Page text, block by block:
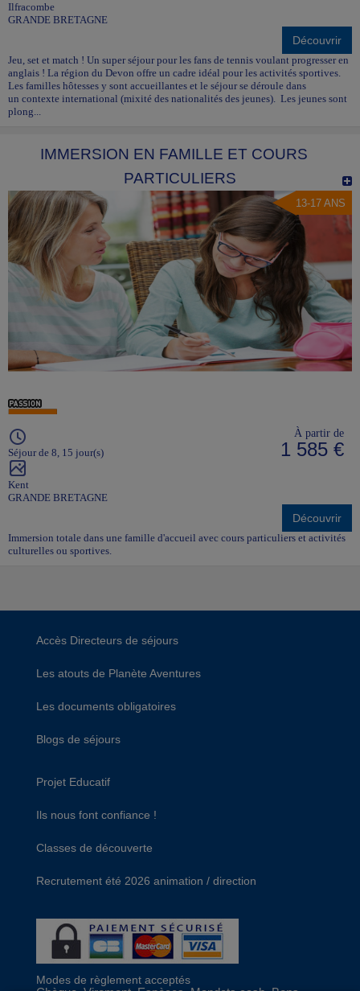
Ilfracombe
GRANDE BRETAGNE
Découvrir
Jeu, set et match ! Un super séjour pour les fans de tennis voulant progresser en
anglais ! La région du Devon offre un cadre idéal pour les activités sportives.
Les familles hôtesses y sont accueillantes et le séjour se déroule dans
un contexte international (mixité des nationalités des jeunes). Les jeunes sont
plong...
IMMERSION EN FAMILLE ET COURS
PARTICULIERS
13-17 ANS
Séjour de 8, 15 jour(s)
Kent
GRANDE BRETAGNE
À partir de
1 585 €
Découvrir
Immersion totale dans une famille d'accueil avec cours particuliers et activités
culturelles ou sportives.
Accès Directeurs de séjours
Les atouts de Planète Aventures
Les documents obligatoires
Blogs de séjours
Projet Educatif
Ils nous font confiance !
Classes de découverte
Recrutement été 2026 animation / direction
Modes de règlement acceptés